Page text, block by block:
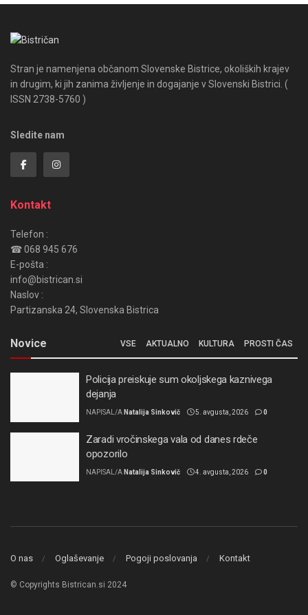
Stran je namenjena občanom Slovenske Bistrice, okoliških krajev
in drugim, ki jih zanima življenje in dogajanje v Slovenski Bistrici. (
ISSN 2738-5760 )
Sledite nam
Kontakt
Telefon :
☎ 068 945 676
E-pošta :
info@bistrican.si
Naslov :
Partizanska 24, Slovenska Bistrica
Novice VSE AKTUALNO KULTURA PROSTI ČAS
Policija preiskuje sum okoljskega kaznivega
dejanja
NAPISAL/A Natalija Sinkovič 5. avgusta, 2026 0
Zaradi vročinskega vala od danes rdeče
opozorilo
NAPISAL/A Natalija Sinkovič 4. avgusta, 2026 0
O nas Oglaševanje Pogoji poslovanja Kontakt
© Copyrights Bistrican.si 2024